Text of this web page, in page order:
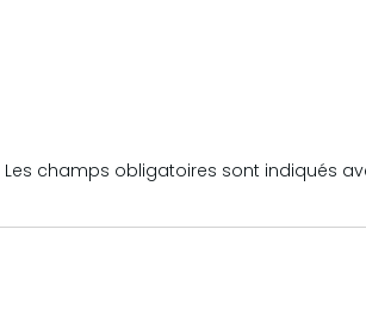
Les champs obligatoires sont indiqués